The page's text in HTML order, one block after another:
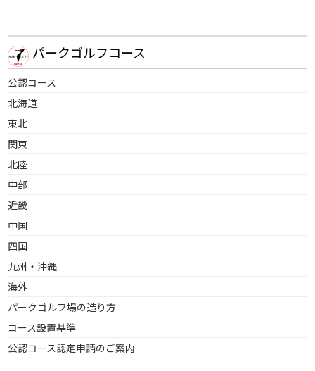
パークゴルフコース
公認コース
北海道
東北
関東
北陸
中部
近畿
中国
四国
九州・沖縄
海外
パークゴルフ場の造り方
コース設置基準
公認コース認定申請のご案内